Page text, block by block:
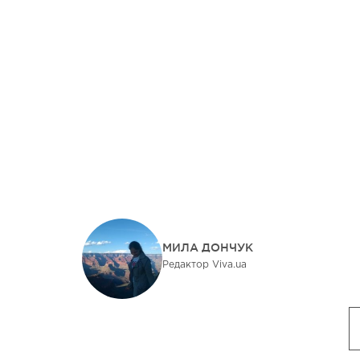
МИЛА ДОНЧУК
Редактор Viva.ua